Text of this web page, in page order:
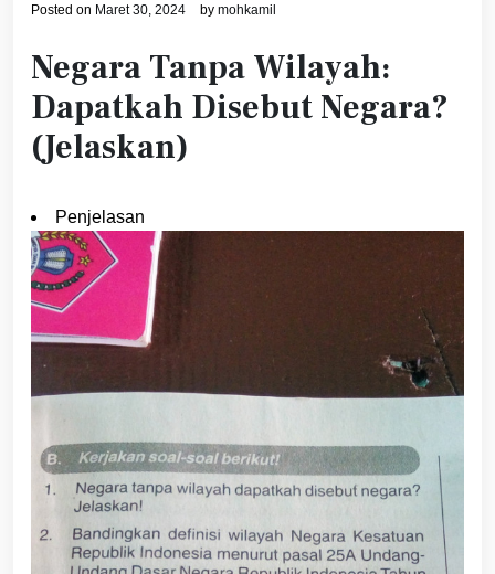
Posted on Maret 30, 2024 by mohkamil
Negara Tanpa Wilayah:
Dapatkah Disebut Negara?
(Jelaskan)
Penjelasan